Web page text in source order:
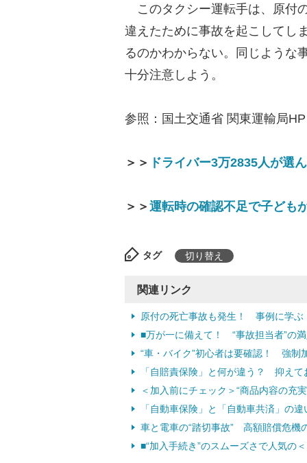
このタクシー運転手は、原付
違えたために事故を起こしてし
るのかわからない。同じような
十分注意しよう。
参照：国土交通省 関東運輸局HP
＞＞ ドライバー3万2835人が選
＞＞運転時の確認不足で子ど
タグ 切り替え
関連リンク
原付の死亡事故も発生！ 事例に学ぶ
■万が一に備えて！ “事故担当者”の
“車・バイク”初心者は要確認！ 強制
「自賠責保険」と何が違う？ 抑え
＜加入前にチェック＞“商品内容の充
「自動車保険」と「自動車共済」の
車と電車の“踏切事故” 高額賠償危機
■“加入手続き”のスムーズさで人気の